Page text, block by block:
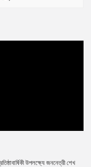
উপলক্ষ্যে জননেত্রী শেখ